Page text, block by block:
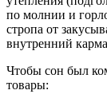
по молнии и
стропа от
внутренний
Чтобы сон был
товары: